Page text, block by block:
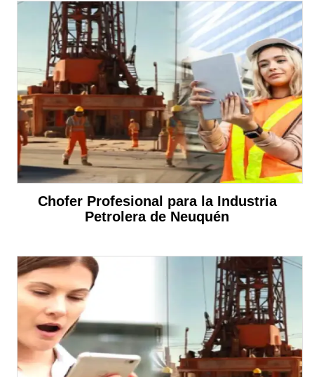
Chofer Profesional para la Industria
Petrolera de Neuquén